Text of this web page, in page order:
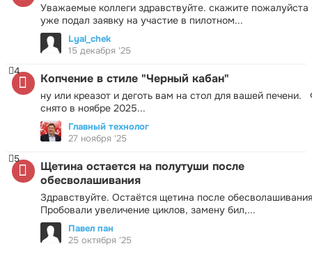
Уважаемые коллеги здравствуйте. скажите пожалуйста
уже подал заявку на участие в пилотном...
Lyal_chek
15 декабря '25
Копчение в стиле "Черный кабан"
ну или креазот и деготь вам на стол для вашей печени.
снято в ноябре 2025...
4
Главный технолог
27 ноября '25
Щетина остается на полутуши после
обесволашивания
Здравствуйте. Остаётся щетина после
Пробовали увеличение циклов, замену бил,...
5
Павел пан
25 октября '25